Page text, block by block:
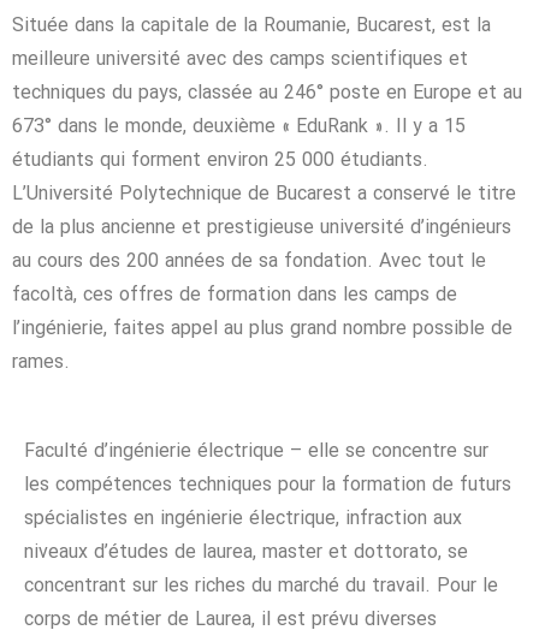
Située dans la capitale de la Roumanie, Bucarest, est la
meilleure université avec des camps scientifiques et
techniques du pays, classée au 246° poste en Europe et au
673° dans le monde, deuxième « EduRank ». Il y a 15
étudiants qui forment environ 25 000 étudiants.
L’Université Polytechnique de Bucarest a conservé le titre
de la plus ancienne et prestigieuse université d’ingénieurs
au cours des 200 années de sa fondation. Avec tout le
facoltà, ces offres de formation dans les camps de
l’ingénierie, faites appel au plus grand nombre possible de
rames.
Faculté d’ingénierie électrique – elle se concentre sur
les compétences techniques pour la formation de futurs
spécialistes en ingénierie électrique, infraction aux
niveaux d’études de laurea, master et dottorato, se
concentrant sur les riches du marché du travail. Pour le
corps de métier de Laurea, il est prévu diverses